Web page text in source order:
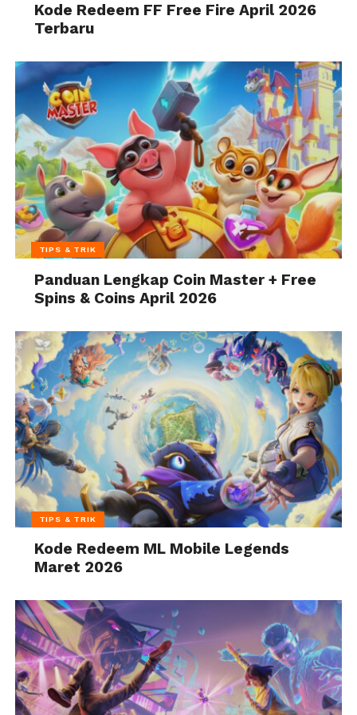
Kode Redeem FF Free Fire April 2026
Terbaru
TIPS & TRIK
Panduan Lengkap Coin Master + Free
Spins & Coins April 2026
TIPS & TRIK
Kode Redeem ML Mobile Legends
Maret 2026